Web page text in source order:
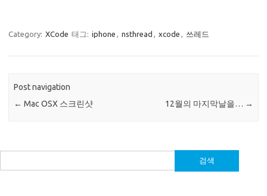
Category: XCode 태그: iphone nsthread xcode 쓰레드
Post navigation
← Mac OSX 스크린샷 12월의 마지막날을… →
색: